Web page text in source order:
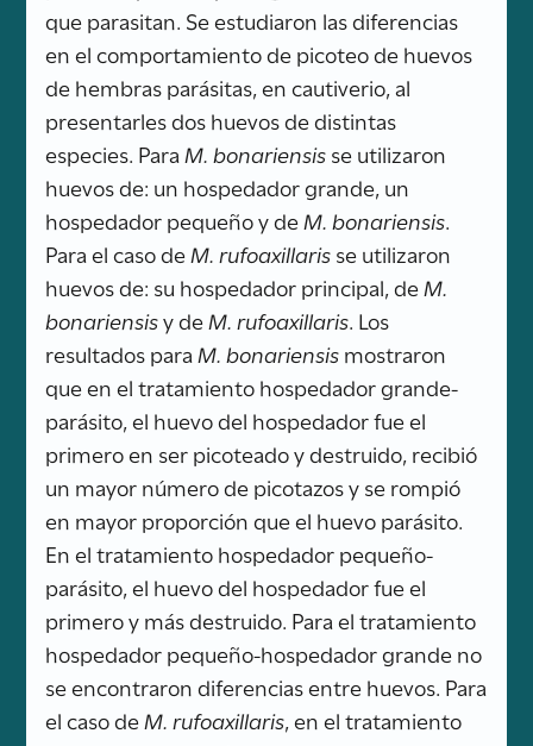
que parasitan. Se estudiaron las diferencias
en el comportamiento de picoteo de huevos
de hembras parásitas, en cautiverio, al
presentarles dos huevos de distintas
especies. Para M. bonariensisse utilizaron
huevos de: un hospedador grande, un
hospedador pequeño y deM. bonariensis.
Para el caso deM. rufoaxillarisse utilizaron
huevos de: su hospedador principal, deM.
bonariensisy deM. rufoaxillaris. Los
resultados para M. bonariensismostraron
que en el tratamiento hospedador grande-
parásito, el huevo del hospedador fue el
primero en ser picoteado y destruido, recibió
un mayor número de picotazos y se rompió
en mayor proporción que el huevo parásito.
En el tratamiento hospedador pequeño-
parásito, el huevo del hospedador fue el
primero y más destruido. Para el tratamiento
hospedador pequeño-hospedador grande no
se encontraron diferencias entre huevos. Para
el caso deM. rufoaxillaris, en el tratamiento